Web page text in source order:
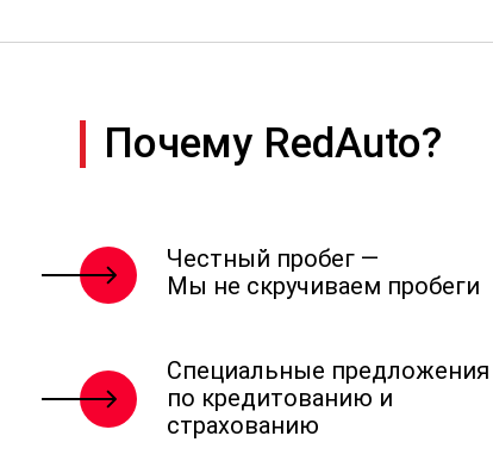
Почему RedAuto?
Честный пробег —
Мы не скручиваем пробеги
Специальные предложения
по кредитованию и
страхованию